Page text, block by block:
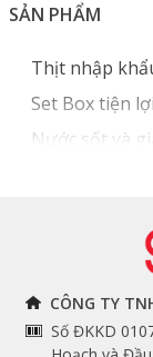
SẢN PHẨM
Thịt nhập
Set Box tiện lợi
Nước sốt và
THÔNG TIN
Chính sách và
CÔNG TY
Số ĐKKD